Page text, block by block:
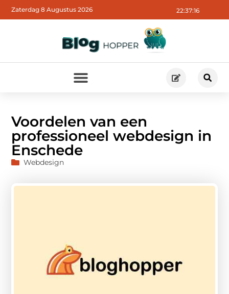
22:37:16
Zaterdag 8 Augustus 2026
Voordelen van een
professioneel webdesign in
Enschede
Webdesign